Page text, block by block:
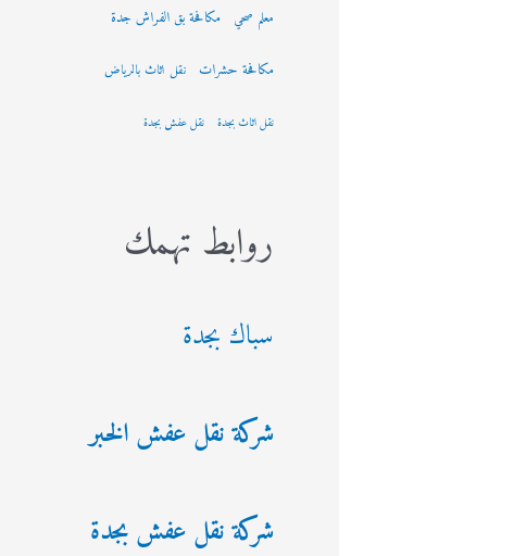
معلم صحي مكافحة بق الفراش جدة
مكافحة حشرات نقل اثاث بالرياض
نقل اثاث بجدة نقل عفش بجدة
روابط تهمك
سباك بجدة
شركة نقل عفش الخبر
شركة نقل عفش بجدة